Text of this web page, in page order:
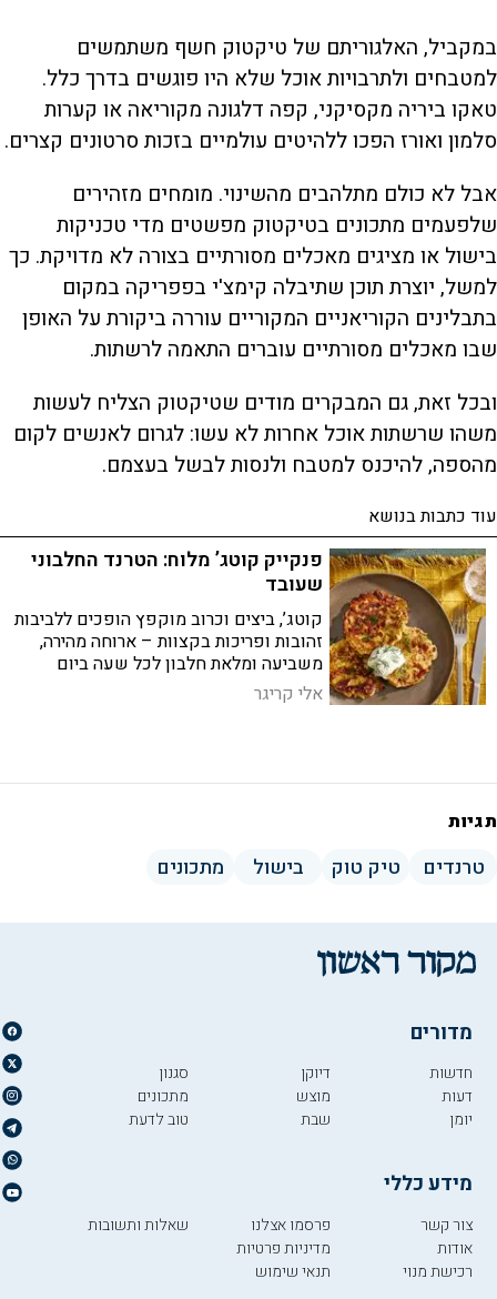
במקביל, האלגוריתם של טיקטוק חשף משתמשים
למטבחים ולתרבויות אוכל שלא היו פוגשים בדרך כלל.
טאקו ביריה מקסיקני, קפה דלגונה מקוריאה או קערות
סלמון ואורז הפכו ללהיטים עולמיים בזכות סרטונים קצרים.
אבל לא כולם מתלהבים מהשינוי. מומחים מזהירים
שלפעמים מתכונים בטיקטוק מפשטים מדי טכניקות
בישול או מציגים מאכלים מסורתיים בצורה לא מדויקת. כך
למשל, יוצרת תוכן שתיבלה קימצ'י בפפריקה במקום
בתבלינים הקוריאניים המקוריים עוררה ביקורת על האופן
שבו מאכלים מסורתיים עוברים התאמה לרשתות.
ובכל זאת, גם המבקרים מודים שטיקטוק הצליח לעשות
משהו שרשתות אוכל אחרות לא עשו: לגרום לאנשים לקום
מהספה, להיכנס למטבח ולנסות לבשל בעצמם.
עוד כתבות בנושא
פנקייק קוטג’ מלוח: הטרנד החלבוני
שעובד
קוטג’, ביצים וכרוב מוקפץ הופכים ללביבות
זהובות ופריכות בקצוות – ארוחה מהירה,
משביעה ומלאת חלבון לכל שעה ביום
אלי קריגר
תגיות
טרנדים טיק טוק בישול מתכונים
מדורים
חדשות
דעות
יומן
דיוקן
מוצש
שבת
סגנון
מתכונים
טוב לדעת
מידע כללי
צור קשר
אודות
רכישת מנוי
פרסמו אצלנו
מדיניות פרטיות
תנאי שימוש
שאלות ותשובות